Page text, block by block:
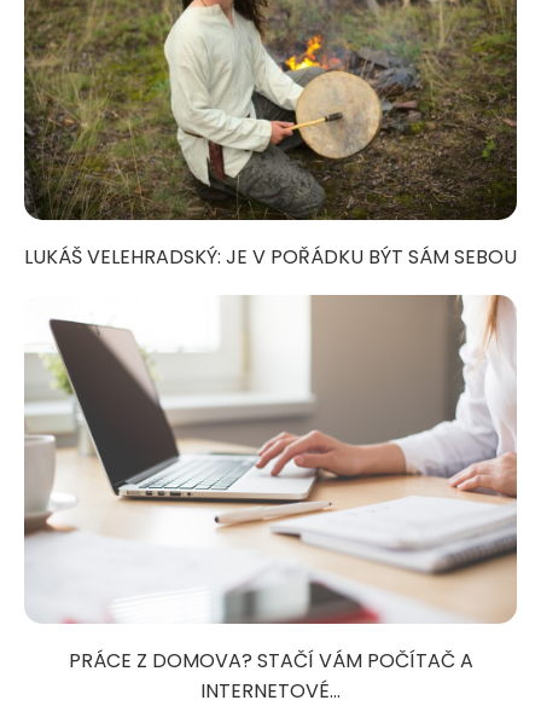
LUKÁŠ VELEHRADSKÝ: JE V POŘÁDKU BÝT SÁM SEBOU
PRÁCE Z DOMOVA? STAČÍ VÁM POČÍTAČ A
INTERNETOVÉ...